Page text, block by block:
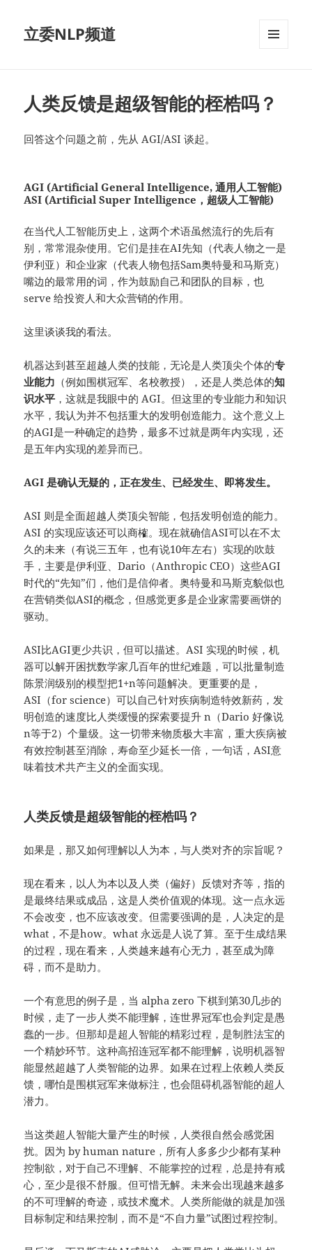
立委NLP频道
人类反馈是超级智能的桎梏吗？
回答这个问题之前，先从 AGI/ASI 谈起。
AGI (Artificial General Intelligence, 通用人工智能)
ASI (Artificial Super Intelligence，超级人工智能)
在当代人工智能历史上，这两个术语虽然流行的先后有
别，常常混杂使用。它们是挂在AI先知（代表人物之一是
伊利亚）和企业家（代表人物包括Sam奥特曼和马斯克）
嘴边的最常用的词，作为鼓励自己和团队的目标，也
serve 给投资人和大众营销的作用。
这里谈谈我的看法。
机器达到甚至超越人类的技能，无论是人类顶尖个体的专
业能力 （例如围棋冠军、名校教授），还是人类总体的知
识水平 ，这就是我眼中的 AGI。但这里的专业能力和知识
水平，我认为并不包括重大的发明创造能力。这个意义上
的AGI是一种确定的趋势，最多不过就是两年内实现，还
是五年内实现的差异而已。
AGI 是确认无疑的，正在发生、已经发生、即将发生。
ASI 则是全面超越人类顶尖智能，包括发明创造的能力。
ASI 的实现应该还可以商榷。现在就确信ASI可以在不太
久的未来（有说三五年，也有说10年左右）实现的吹鼓
手，主要是伊利亚、Dario（Anthropic CEO）这些AGI
时代的“先知”们，他们是信仰者。奥特曼和马斯克貌似也
在营销类似ASI的概念，但感觉更多是企业家需要画饼的
驱动。
ASI比AGI更少共识，但可以描述。ASI 实现的时候，机
器可以解开困扰数学家几百年的世纪难题，可以批量制造
陈景润级别的模型把1+n等问题解决。更重要的是，
ASI（for science）可以自己针对疾病制造特效新药，发
明创造的速度比人类缓慢的探索要提升 n（Dario 好像说
n等于2）个量级。这一切带来物质极大丰富，重大疾病被
有效控制甚至消除，寿命至少延长一倍，一句话，ASI意
味着技术共产主义的全面实现。
人类反馈是超级智能的桎梏吗？
如果是，那又如何理解以人为本，与人类对齐的宗旨呢？
现在看来，以人为本以及人类（偏好）反馈对齐等，指的
是最终结果或成品，这是人类价值观的体现。这一点永远
不会改变，也不应该改变。但需要强调的是，人决定的是
what，不是how。what 永远是人说了算。至于生成结果
的过程，现在看来，人类越来越有心无力，甚至成为障
碍，而不是助力。
一个有意思的例子是，当 alpha zero 下棋到第30几步的
时候，走了一步人类不能理解，连世界冠军也会判定是愚
蠢的一步。但那却是超人智能的精彩过程，是制胜法宝的
一个精妙环节。这种高招连冠军都不能理解，说明机器智
能显然超越了人类智能的边界。如果在过程上依赖人类反
馈，哪怕是围棋冠军来做标注，也会阻碍机器智能的超人
潜力。
当这类超人智能大量产生的时候，人类很自然会感觉困
扰。因为 by human nature，所有人多多少少都有某种
控制欲，对于自己不理解、不能掌控的过程，总是持有戒
心，至少是很不舒服。但可惜无解。未来会出现越来越多
的不可理解的奇迹，或技术魔术。人类所能做的就是加强
目标制定和结果控制，而不是“不自力量”试图过程控制。